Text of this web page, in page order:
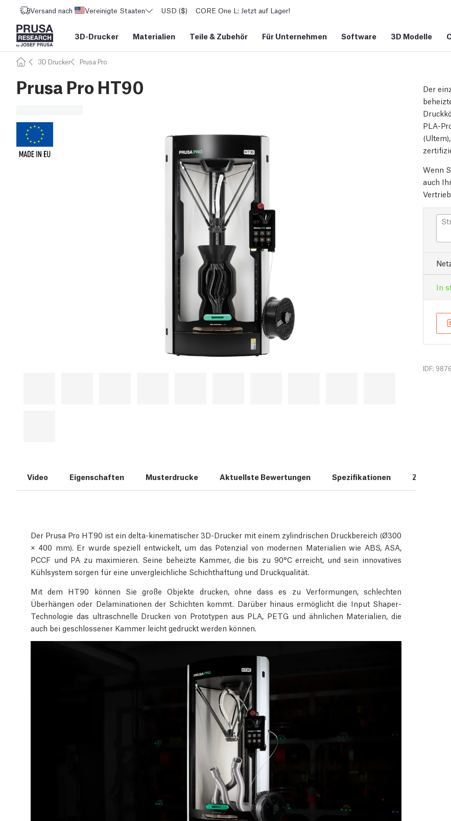
Versand nach Vereinigte Staaten USD ($) CORE One L: Jetzt auf Lager!
3D-Drucker Materialien Teile & Zubehör Für Unternehmen Software 3D Modelle
3D Drucker Prusa Pro
Prusa Pro HT90
Der
PLA-
Wenn
auch
In
IDF:
Video Eigenschaften Musterdrucke Aktuellste Bewertungen Spezifikationen Zubehör
Der Prusa Pro HT90 ist ein delta-kinematischer 3D-Drucker mit einem zylindrischen Druckbereich (Ø300
× 400 mm). Er wurde speziell entwickelt, um das Potenzial von modernen Materialien wie ABS, ASA,
PCCF und PA zu maximieren. Seine beheizte Kammer, die bis zu 90°C erreicht, und sein innovatives
Kühlsystem sorgen für eine unvergleichliche Schichthaftung und Druckqualität.
Mit dem HT90 können Sie große Objekte drucken, ohne dass es zu Verformungen, schlechten
Überhängen oder Delaminationen der Schichten kommt. Darüber hinaus ermöglicht die Input Shaper-
Technologie das ultraschnelle Drucken von Prototypen aus PLA, PETG und ähnlichen Materialien, die
auch bei geschlossener Kammer leicht gedruckt werden können.